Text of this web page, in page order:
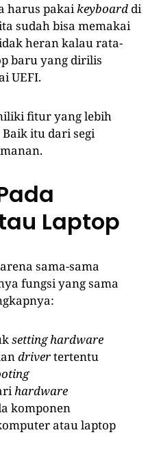
harus pakaikeyboard di
sudah bisa memakai
heran kalau rata-
baru yang dirilis
UEFI.
fitur yang lebih
itu dari segi
Laptop
sama-sama
fungsi yang sama
setting hardware
drivertertentu
hardware
komponen
atau laptop